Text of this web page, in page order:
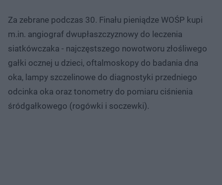
Za zebrane podczas 30. Finału pieniądze WOŚP kupi
m.in. angiograf dwupłaszczyznowy do leczenia
siatkówczaka - najczęstszego nowotworu złośliwego
gałki ocznej u dzieci, oftalmoskopy do badania dna
oka, lampy szczelinowe do diagnostyki przedniego
odcinka oka oraz tonometry do pomiaru ciśnienia
śródgałkowego (rogówki i soczewki).